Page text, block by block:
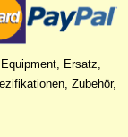
Ersatz,
Zubehör,